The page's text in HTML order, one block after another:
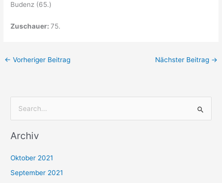
Budenz (65.)
Zuschauer:75.
← Vorheriger Beitrag Nächster Beitrag →
c
n
Archiv
Oktober 2021
September 2021